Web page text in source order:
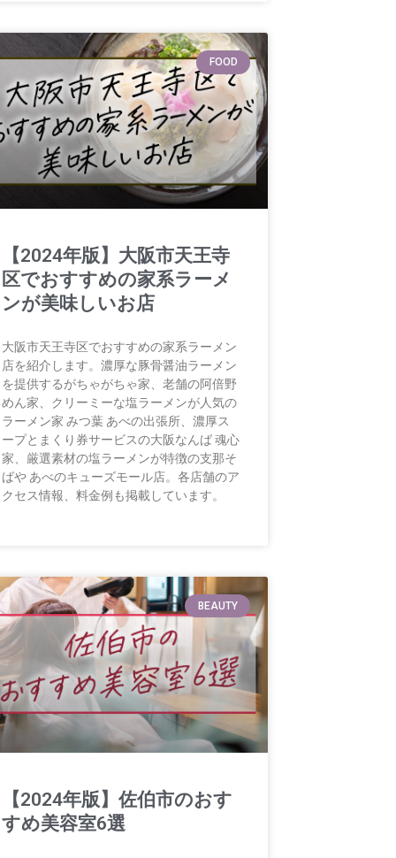
FOOD
【2024年版】大阪市天王寺
区でおすすめの家系ラーメ
ンが美味しいお店
大阪市天王寺区でおすすめの家系ラーメン
店を紹介します。濃厚な豚骨醤油ラーメン
を提供するがちゃがちゃ家、老舗の阿倍野
めん家、クリーミーな塩ラーメンが人気の
ラーメン家 みつ葉 あべの出張所、濃厚ス
ープとまくり券サービスの大阪なんば 魂心
家、厳選素材の塩ラーメンが特徴の支那そ
ばや あべのキューズモール店。各店舗のア
クセス情報、料金例も掲載しています。
BEAUTY
【2024年版】佐伯市のおす
すめ美容室6選